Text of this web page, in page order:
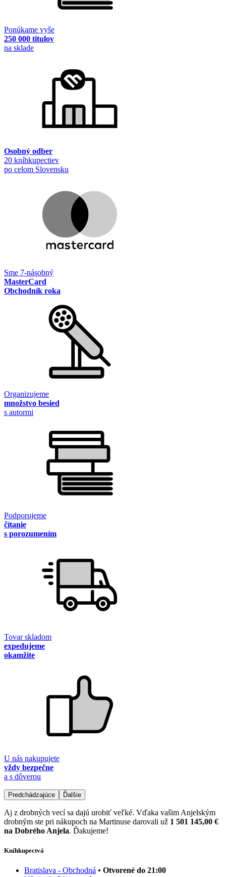
Ponúkame vyše
250 000 titulov
na sklade
Osobný odber
20 kníhkupectiev
po celom Slovensku
Sme 7-násobný
MasterCard
Obchodník roka
Organizujeme
množstvo besied
s autormi
Podporujeme
čítanie
s porozumením
Tovar skladom
expedujeme
okamžite
U nás nakupujete
vždy bezpečne
a s dôverou
Predchádzajúce Ďalšie
Aj z drobných vecí sa dajú urobiť veľké. Vďaka vašim Anjelským
drobným ste pri nákupoch na Martinuse darovali už 1 501 145,00 €
na Dobrého Anjela. Ďakujeme!
Kníhkupectvá
Bratislava - Obchodná • Otvorené do 21:00